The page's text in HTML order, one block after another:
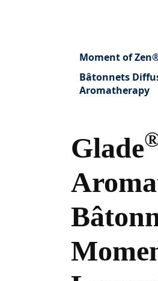
Moment of
Bâtonnets
Aromatherapy
Glade